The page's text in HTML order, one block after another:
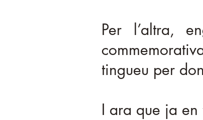
Per l’altra,
tingueu per
I ara que ja en